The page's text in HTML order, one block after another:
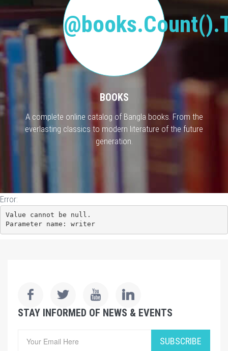
BOOKS
A complete online catalog of Bangla books. From the
everlasting classics to modern literature of the future
generation.
Error:
Value cannot be null.
Parameter name: writer
STAY INFORMED OF NEWS & EVENTS
SUBSCRIBE